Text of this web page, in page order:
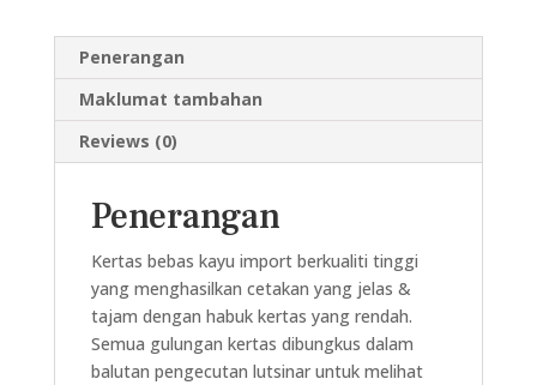
Penerangan
Maklumat tambahan
Reviews (0)
Penerangan
Kertas bebas kayu import berkualiti tinggi
yang menghasilkan cetakan yang jelas &
tajam dengan habuk kertas yang rendah.
Semua gulungan kertas dibungkus dalam
balutan pengecutan lutsinar untuk melihat